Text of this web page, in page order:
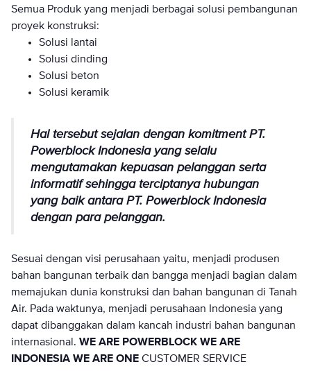
Semua Produk yang menjadi berbagai solusi pembangunan
proyek konstruksi:
Solusi lantai
Solusi dinding
Solusi beton
Solusi keramik
Hal tersebut sejalan dengan komitment PT.
Powerblock Indonesia yang selalu
mengutamakan kepuasan pelanggan serta
informatif sehingga terciptanya hubungan
yang baik antara PT. Powerblock Indonesia
dengan para pelanggan.
Sesuai dengan visi perusahaan yaitu, menjadi produsen
bahan bangunan terbaik dan bangga menjadi bagian dalam
memajukan dunia konstruksi dan bahan bangunan di Tanah
Air. Pada waktunya, menjadi perusahaan Indonesia yang
dapat dibanggakan dalam kancah industri bahan bangunan
internasional. WE ARE POWERBLOCK WE ARE
INDONESIA WE ARE ONE CUSTOMER SERVICE